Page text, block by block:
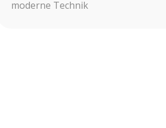
moderne Technik